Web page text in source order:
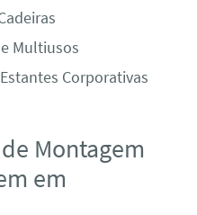
Multiusos
Corporativas
Montagem
em